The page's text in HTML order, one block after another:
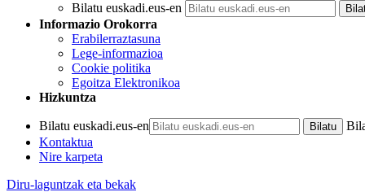
Bilatu euskadi.eus-en
Informazio Orokorra
Erabilerraztasuna
Lege-informazioa
Cookie politika
Egoitza Elektronikoa
Hizkuntza
Bilatu euskadi.eus-en
Kontaktua
Nire karpeta
Diru-laguntzak eta bekak